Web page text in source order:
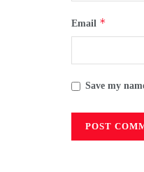
Email *
Save my